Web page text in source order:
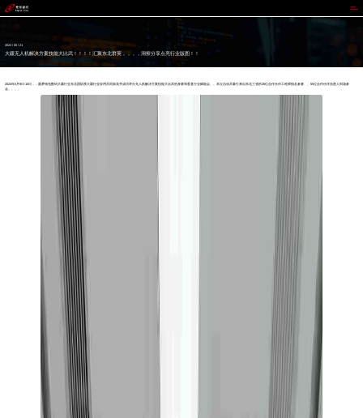
圆梦钱包
2024 / 05 / 21
大疆无人机解决方案技能大比武！！！！汇聚东北群英，，，，洞察分享点亮行业版图！！
2024年5月9日-10日，，圆梦钱包数码大疆行业东北团队携大疆行业应用共同策划并成功举办无人机解决方案技能大比武热身赛和垂直行业赋能会。。本次活动共吸引来自东北三省的26位合作伙伴工程师报名参赛、、55位合作伙伴负责人到场参
会。。。。